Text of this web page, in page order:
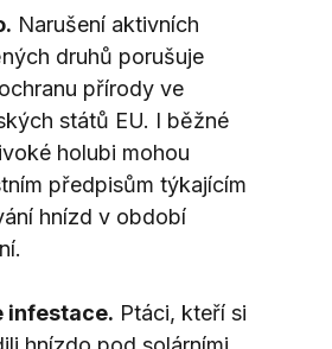
Narušení aktivních
druhů porušuje
přírody ve
států EU. I běžné
holubi mohou
předpisům týkajícím
hnízd v období
infestace. Ptáci, kteří si